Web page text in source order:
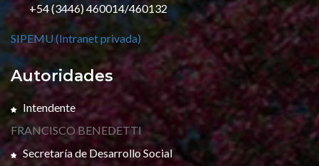
+54 (3446) 460014/460132
SIPEMU (Intranet privada)
Autoridades
Intendente
FRANCISCO BENEDETTI
Secretaría de Desarrollo Social